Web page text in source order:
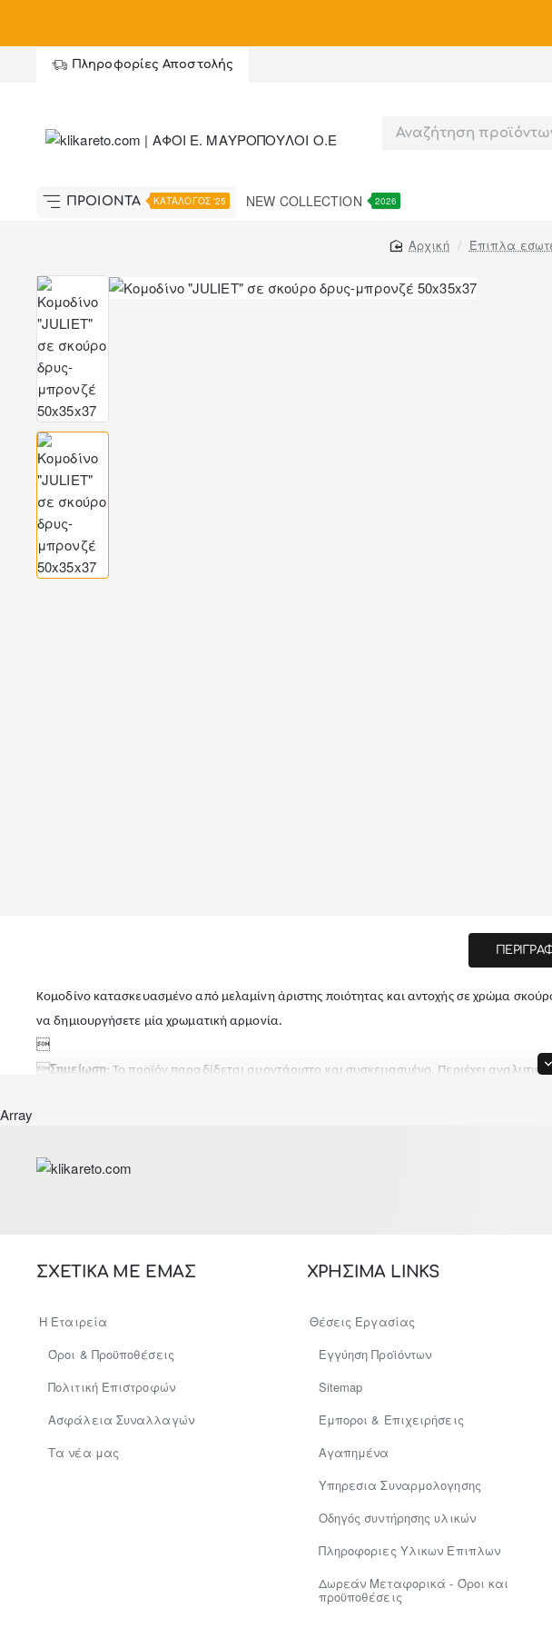
Πληροφορίες Αποστολής
ΠΡΟΪΟΝΤΑ ΚΑΤΑΛΟΓΟΣ '25 NEW COLLECTION 2026
home
Έπιπλα
Κομοδίνο κατασκευασμένο από μελαμίνη άριστης ποιότητας και αντοχής σε χρώμα
να δημιουργήσετε μία χρωματική αρμονία.

Σημείωση: Το προϊόν παραδίδεται αμοντάριστο και συσκευασμένο. Περιέχει
Array
ΣΧΕΤΙΚΑ ΜΕ ΕΜΑΣ
Η Εταιρεία
Όροι & Προϋποθέσεις
Πολιτική Επιστροφών
Ασφάλεια Συναλλαγών
Tα νέα μας
ΧΡΗΣΙΜΑ LINKS
Θέσεις Εργασίας
Εγγύηση Προϊόντων
Sitemap
Έμποροι & Επιχειρήσεις
Αγαπημένα
Υπηρεσια Συναρμολογησης
Οδηγός συντήρησης υλικών
Πληροφοριες Υλικων Επιπλων
Δωρεάν Μεταφορικά - Όροι και
προϋποθέσεις